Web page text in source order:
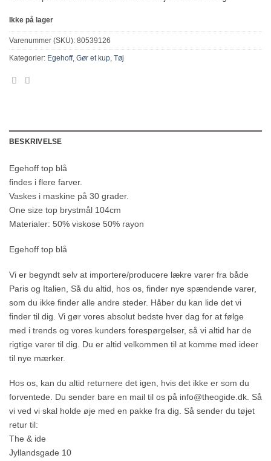
kr.299.95.kr.175.00.
Ikke på lager
Varenummer (SKU): 80539126
Kategorier: Egehoff, Gør et kup Tøj
BESKRIVELSE
Egehoff top blå
findes i flere farver.
Vaskes i maskine på 30 grader.
One size top brystmål 104cm
Materialer: 50% viskose 50% rayon
Egehoff top blå
Vi er begyndt selv at importere/producere lækre varer fra både
Paris og Italien, Så du altid, hos os, finder nye spændende varer,
som du ikke finder alle andre steder. Håber du kan lide det vi
finder til dig. Vi gør vores absolut bedste hver dag for at følge
med i trends og vores kunders forespørgelser, så vi altid har de
rigtige varer til dig. Du er altid velkommen til at komme med ideer
til nye mærker.
Hos os, kan du altid returnere det igen, hvis det ikke er som du
forventede. Du sender bare en mail til os på info@theogide.dk. Så
vi ved vi skal holde øje med en pakke fra dig. Så sender du tøjet
retur til:
The & ide
Jyllandsgade 10